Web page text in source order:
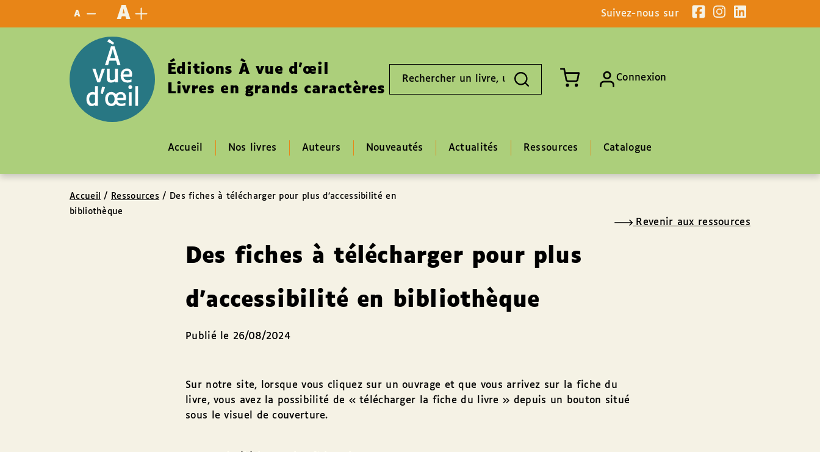
A A Suivez-nous sur
Éditions À vue d’œil
Livres en grands caractères livre,
Connexion
Accueil Nos livres Auteurs Nouveautés Actualités Ressources Catalogue
Accueil / Ressources /
Des fiches à télécharger pour plus d’accessibilité en
bibliothèque
Revenir aux ressources
Des fiches à télécharger pour plus
d’accessibilité en bibliothèque
Publié le 26/08/2024
Sur notre site, lorsque vous cliquez sur un ouvrage et que vous arrivez sur la fiche du
livre, vous avez la possibilité de « télécharger la fiche du livre » depuis un bouton situé
sous le visuel de couverture.
Panneau de gestion des cookies